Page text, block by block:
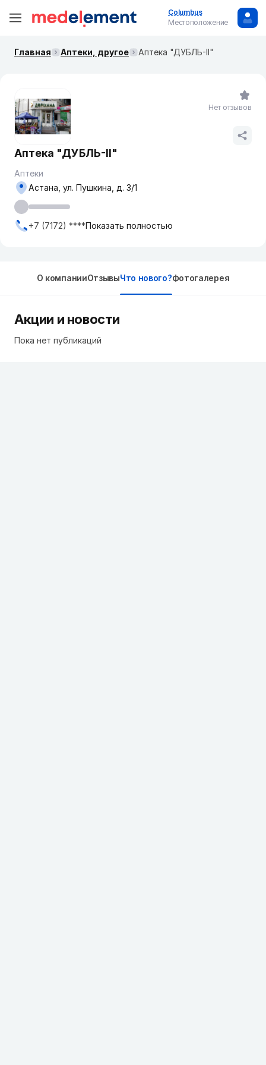
Columbus
Местоположение
Главная Аптеки, другое Аптека "ДУБЛЬ-II"
Аптека "ДУБЛЬ-II"
Аптеки
Астана, ул. Пушкина, д. 3/1
+7 (7172) ****Показать полностью
Нет отзывов
О компанииОтзывыЧто нового?Фотогалерея
Акции и новости
Пока нет публикаций